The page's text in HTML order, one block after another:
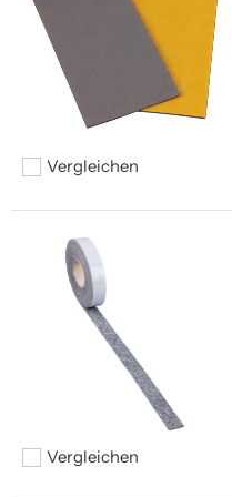
Hinzufügen zum vergleichen
Vergleichen
Hinzufügen zum vergleichen
Vergleichen